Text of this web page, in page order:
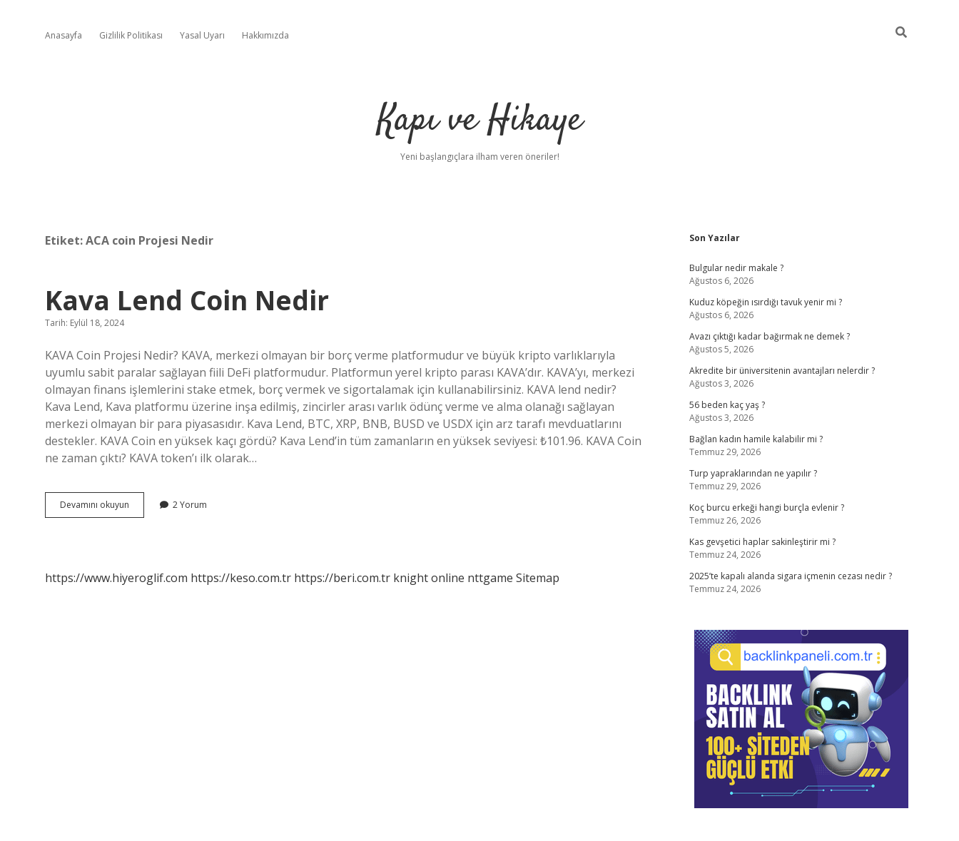
Anasayfa Gizlilik Politikası Yasal Uyarı Hakkımızda
Kapı ve Hikaye
Yeni başlangıçlara ilham veren öneriler!
Etiket:ACA coin Projesi Nedir
Kava Lend Coin Nedir
Tarih: Eylül 18, 2024
KAVA Coin Projesi Nedir? KAVA, merkezi olmayan bir borç verme platformudur ve büyük kripto varlıklarıyla
uyumlu sabit paralar sağlayan fiili DeFi platformudur. Platformun yerel kripto parası KAVA’dır. KAVA’yı, merkezi
olmayan finans işlemlerini stake etmek, borç vermek ve sigortalamak için kullanabilirsiniz. KAVA lend nedir?
Kava Lend, Kava platformu üzerine inşa edilmiş, zincirler arası varlık ödünç verme ve alma olanağı sağlayan
merkezi olmayan bir para piyasasıdır. Kava Lend, BTC, XRP, BNB, BUSD ve USDX için arz tarafı mevduatlarını
destekler. KAVA Coin en yüksek kaçı gördü? Kava Lend’in tüm zamanların en yüksek seviyesi: ₺101.96. KAVA Coin
ne zaman çıktı? KAVA token’ı ilk olarak…
Devamını okuyun
Lend
2 Yorum
https://www.hiyeroglif.com https://keso.com.tr https://beri.com.tr knight online nttgame Sitemap
Sidebar
Son Yazılar
Bulgular nedir makale ?
Ağustos 6, 2026
Kuduz köpeğin ısırdığı tavuk yenir mi ?
Ağustos 6, 2026
Avazı çıktığı kadar bağırmak ne demek ?
Ağustos 5, 2026
Akredite bir üniversitenin avantajları nelerdir ?
Ağustos 3, 2026
56 beden kaç yaş ?
Ağustos 3, 2026
Bağlan kadın hamile kalabilir mi ?
Temmuz 29, 2026
Turp yapraklarından ne yapılır ?
Temmuz 29, 2026
Koç burcu erkeği hangi burçla evlenir ?
Temmuz 26, 2026
Kas gevşetici haplar sakinleştirir mi ?
Temmuz 24, 2026
2025’te kapalı alanda sigara içmenin cezası nedir ?
Temmuz 24, 2026